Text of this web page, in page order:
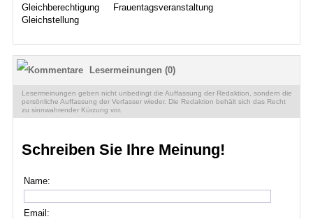
Gleichberechtigung
Frauentagsveranstaltung
Gleichstellung
Lesermeinungen (0)
Lesermeinungen geben nicht unbedingt die Auffassung der Redaktion, sondern die
persönliche Auffassung der Verfasser wieder. Die Redaktion behält sich das Recht
zu sinnwahrender Kürzung vor.
Schreiben Sie Ihre Meinung!
Name:
Email: